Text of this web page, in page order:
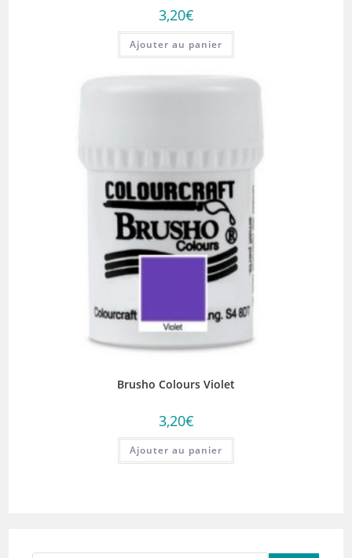
3,20€
Ajouter au panier
Brusho Colours Violet
3,20€
Ajouter au panier